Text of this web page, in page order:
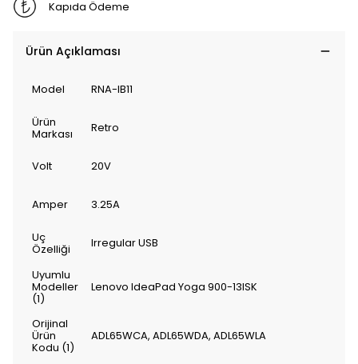
Kapıda Ödeme
Ürün Açıklaması
Model RNA-IB11
Ürün
Markası Retro
Volt 20V
Amper 3.25A
Uç
Özelliği Irregular USB
Uyumlu
Modeller
(1)
Lenovo IdeaPad Yoga 900-13ISK
Orijinal
Ürün
Kodu (1)
ADL65WCA, ADL65WDA, ADL65WLA